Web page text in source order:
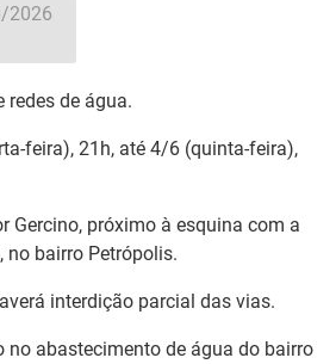
2026
redes de água.
feira), 21h, até 4/6 (quinta-feira),
Gercino, próximo à esquina com a
bairro Petrópolis.
interdição parcial das vias.
no abastecimento de água do bairro